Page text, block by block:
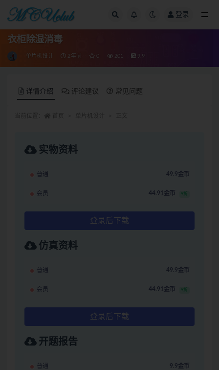
登录
衣柜除湿消毒
单片机设计 2年前 0 201 9.9
详情介绍 评论建议 常见问题
实物资料
普通 49.9金币
会员 44.91金币 9折
登录后下载
仿真资料
普通 49.9金币
会员 44.91金币 9折
登录后下载
开题报告
普通 9.9金币